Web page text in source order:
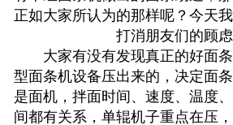
正如大家所认为的那样呢？今天
打消朋友们的顾虑
大家有没有发现真正的好面条
型面条机设备压出来的，决定面
是面机，拌面时间、速度、温度
间都有关系，单辊机子重点在压